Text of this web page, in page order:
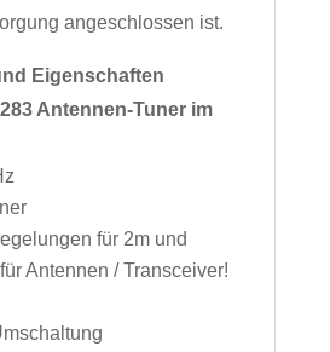
angeschlossen ist.
Eigenschaften
Antennen-Tuner im
für 2m und
Antennen / Transceiver!